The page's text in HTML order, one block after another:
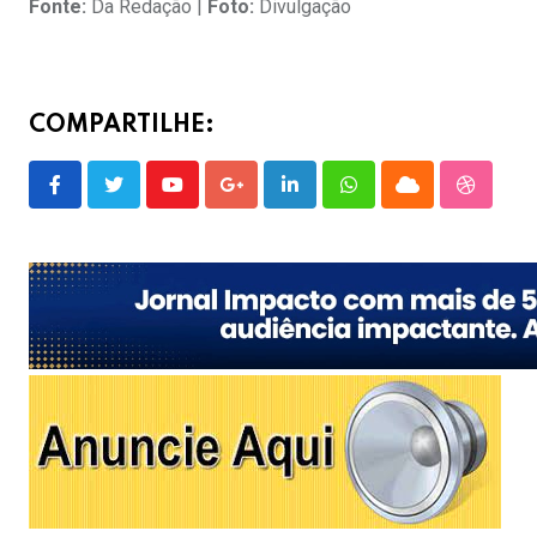
Fonte: Da Redação | Foto: Divulgação
COMPARTILHE:
YoutubeGoogle+LinkedInWhatsappCloud